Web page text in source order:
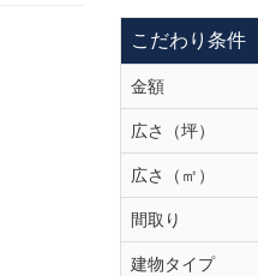
こだわり条件
金額
広さ（坪）
広さ（㎡）
間取り
建物タイプ